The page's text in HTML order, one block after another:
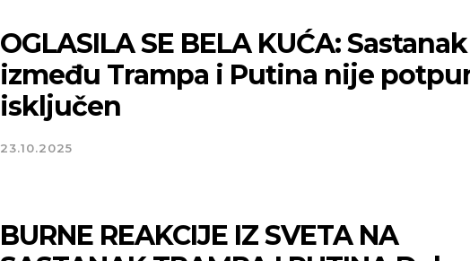
OGLASILA SE BELA KUĆA: Sastanak
između Trampa i Putina nije
isključen
23.10.2025
BURNE REAKCIJE IZ SVETA NA